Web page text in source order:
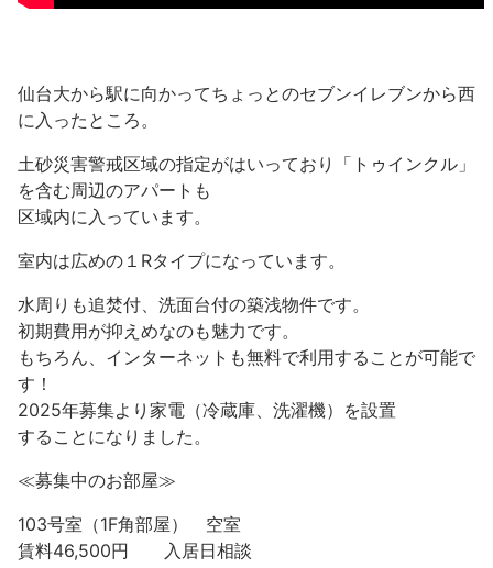
仙台大から駅に向かってちょっとのセブンイレブンから西
に入ったところ。
土砂災害警戒区域の指定がはいっており「トゥインクル」
を含む周辺のアパートも
区域内に入っています。
室内は広めの１Rタイプになっています。
水周りも追焚付、洗面台付の築浅物件です。
初期費用が抑えめなのも魅力です。
もちろん、インターネットも無料で利用することが可能で
す！
2025年募集より家電（冷蔵庫、洗濯機）を設置
することになりました。
≪募集中のお部屋≫
103号室（1F角部屋） 空室
賃料46,500円 入居日相談